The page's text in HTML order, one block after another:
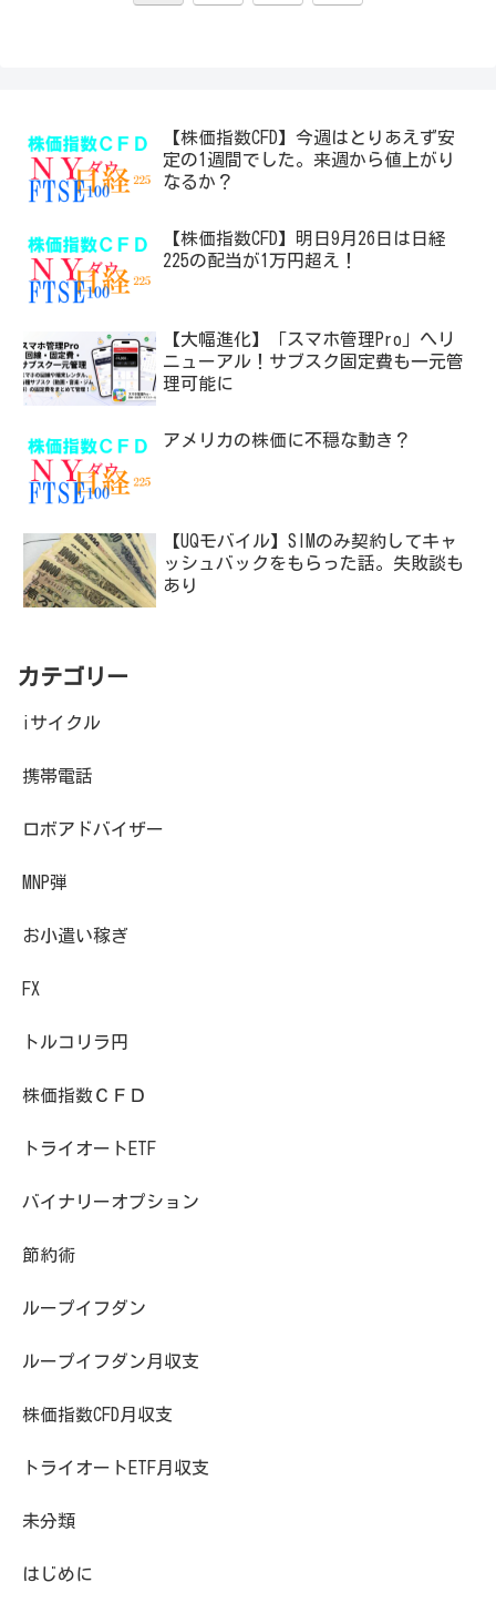
【株価指数CFD】今週はとりあえず安
定の1週間でした。来週から値上がり
なるか？
【株価指数CFD】明日9月26日は日経
225の配当が1万円超え！
【大幅進化】「スマホ管理Pro」へリ
ニューアル！サブスク固定費も一元管
理可能に
アメリカの株価に不穏な動き？
【UQモバイル】SIMのみ契約してキャ
ッシュバックをもらった話。失敗談も
あり
カテゴリー
iサイクル
携帯電話
ロボアドバイザー
MNP弾
お小遣い稼ぎ
FX
トルコリラ円
株価指数ＣＦＤ
トライオートETF
バイナリーオプション
節約術
ループイフダン
ループイフダン月収支
株価指数CFD月収支
トライオートETF月収支
未分類
はじめに